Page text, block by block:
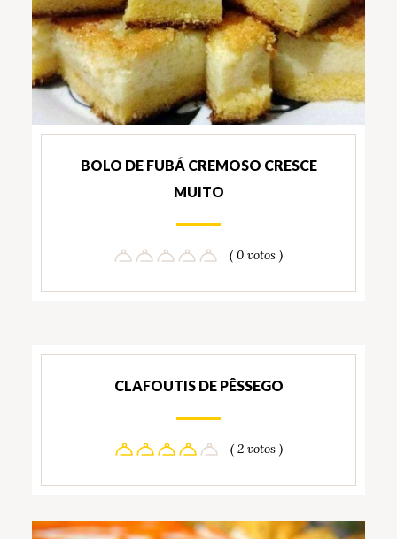
BOLO DE FUBÁ CREMOSO CRESCE
MUITO
( 0 votos )
CLAFOUTIS DE PÊSSEGO
( 2 votos )